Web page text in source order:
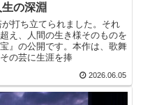
の深淵
打ち立てられました。それ
え、人間の生き様そのものを
』の公開です。本作は、歌舞
の芸に生涯を捧
2026.06.05